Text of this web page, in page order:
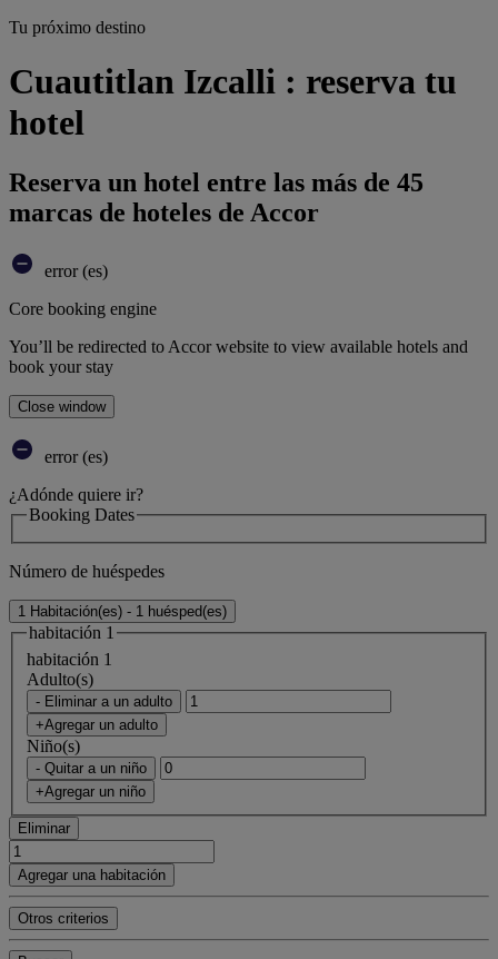
Tu próximo destino
Cuautitlan Izcalli : reserva tu
hotel
Reserva un hotel entre las más de 45
marcas de hoteles de Accor
error (es)
Core booking engine
You’ll be redirected to Accor website to view available hotels and
book your stay
Close window
error (es)
¿Adónde quiere ir?
Booking Dates
Número de huéspedes
1 Habitación(es) - 1 huésped(es)
habitación 1
habitación 1
Adulto(s)
- Eliminar a un adulto
+Agregar un adulto
Niño(s)
- Quitar a un niño
+Agregar un niño
Eliminar
Agregar una habitación
Otros criterios